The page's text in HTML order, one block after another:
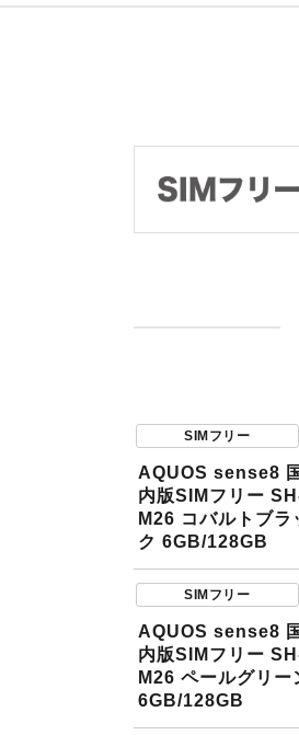
SIMフリー
AQUOS sense8
内版SIMフリー
M26 コバルトブラ
ク 6GB/128GB
SIMフリー
AQUOS sense8
内版SIMフリー
M26 ペールグリー
6GB/128GB